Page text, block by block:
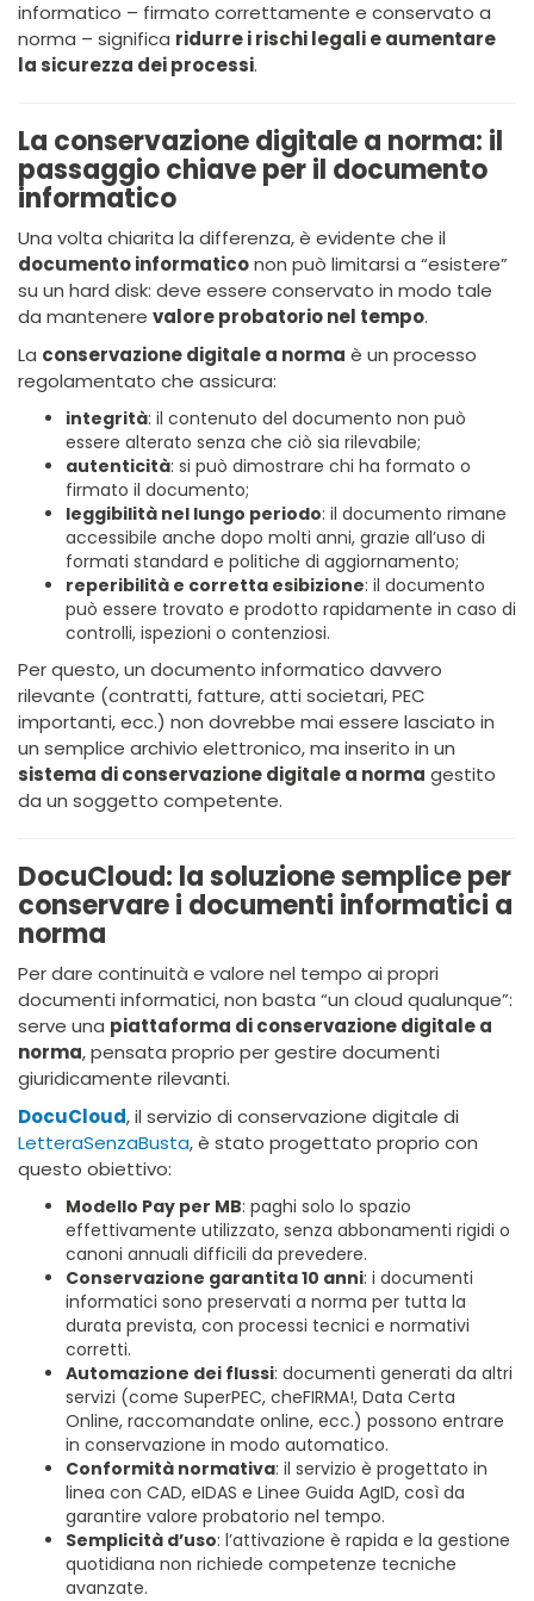
informatico – firmato correttamente e conservato a
norma – significa ridurre i rischi legali e aumentare
la sicurezza dei processi.
La conservazione digitale a norma: il
passaggio chiave per il documento
informatico
Una volta chiarita la differenza, è evidente che il
documento informaticonon può limitarsi a “esistere”
su un hard disk: deve essere conservato in modo tale
da mantenere valore probatorio nel tempo.
La conservazione digitale a norma è un processo
regolamentato che assicura:
integrità: il contenuto del documento non può
essere alterato senza che ciò sia rilevabile;
autenticità: si può dimostrare chi ha formato o
firmato il documento;
leggibilità nel lungo periodo: il documento rimane
accessibile anche dopo molti anni, grazie all’uso di
formati standard e politiche di aggiornamento;
reperibilità e corretta esibizione: il documento
può essere trovato e prodotto rapidamente in caso di
controlli, ispezioni o contenziosi.
Per questo, un documento informatico davvero
rilevante (contratti, fatture, atti societari, PEC
importanti, ecc.) non dovrebbe mai essere lasciato in
un semplice archivio elettronico, ma inserito in un
sistema di conservazione digitale a norma gestito
da un soggetto competente.
DocuCloud: la soluzione semplice per
conservare i documenti informatici a
norma
Per dare continuità e valore nel tempo ai propri
documenti informatici, non basta “un cloud qualunque”:
serve una piattaforma di conservazione digitale a
norma, pensata proprio per gestire documenti
giuridicamente rilevanti.
DocuCloud, il servizio di conservazione digitale di
LetteraSenzaBusta, è stato progettato proprio con
questo obiettivo:
Modello Pay per MB: paghi solo lo spazio
effettivamente utilizzato, senza abbonamenti rigidi o
canoni annuali difficili da prevedere.
Conservazione garantita 10 anni: i documenti
informatici sono preservati a norma per tutta la
durata prevista, con processi tecnici e normativi
corretti.
Automazione dei flussi: documenti generati da altri
servizi (come SuperPEC, cheFIRMA!, Data Certa
Online, raccomandate online, ecc.) possono entrare
in conservazione in modo automatico.
Conformità normativa: il servizio è progettato in
linea con CAD, eIDAS e Linee Guida AgID, così da
garantire valore probatorio nel tempo.
Semplicità d’uso: l’attivazione è rapida e la gestione
quotidiana non richiede competenze tecniche
avanzate.